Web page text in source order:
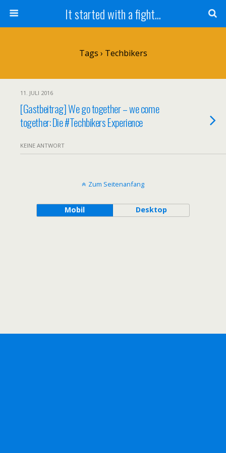
It started with a fight...
Tags › Techbikers
11. JULI 2016
[Gastbeitrag] We go together – we come
together: Die #Techbikers Experience
KEINE ANTWORT
Zum Seitenanfang
Mobil Desktop